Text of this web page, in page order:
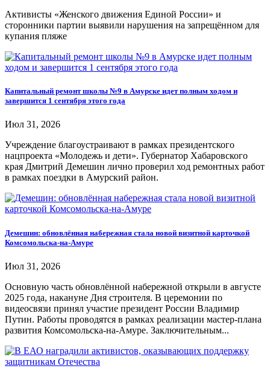
Активисты «Женского движения Единой России» и
сторонники партии выявили нарушения на запрещённом для
купания пляже
Капитальный ремонт школы №9 в Амурске идет полным ходом и
завершится 1 сентября этого года
Июл 31, 2026
Учреждение благоустраивают в рамках президентского
нацпроекта «Молодежь и дети». Губернатор Хабаровского
края Дмитрий Демешин лично проверил ход ремонтных работ
в рамках поездки в Амурский район.
Демешин: обновлённая набережная стала новой визитной карточкой
Комсомольска-на-Амуре
Июл 31, 2026
Основную часть обновлённой набережной открыли в августе
2025 года, накануне Дня строителя. В церемонии по
видеосвязи принял участие президент России Владимир
Путин. Работы проводятся в рамках реализации мастер-плана
развития Комсомольска-на-Амуре. Заключительным...